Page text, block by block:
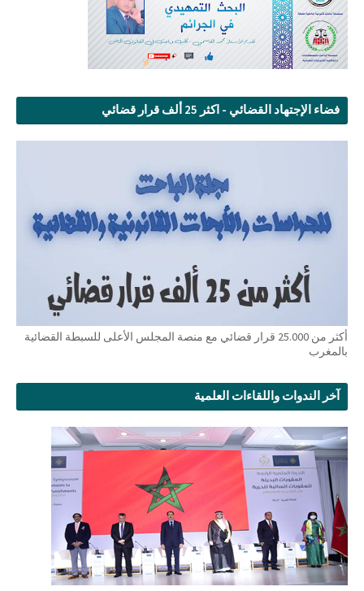
فضاء الإجتهاد القضائي - اكثر 25 ألف قرار قضائي
أكثر من 25.000 قرار قضائي مع منصة المجلس الأعلى للسبطة القضائية
بالمغرب
آخر الندوات واللقاءات العلمية